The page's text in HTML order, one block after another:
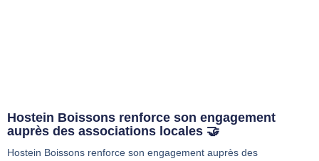
Hostein Boissons renforce son engagement
auprès des associations locales 🤝
Hostein Boissons renforce son engagement auprès des